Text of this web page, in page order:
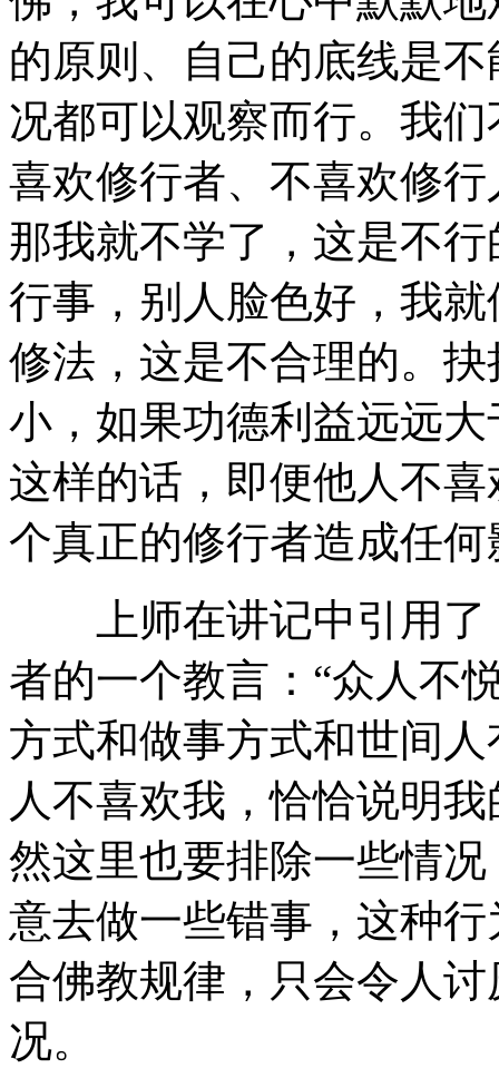
的原则、自己的底线是
况都可以观察而行。我
喜欢修行者、不喜欢修
那我就不学了，这是不
行事，别人脸色好，我
修法，这是不合理的。
小，如果功德利益远远
这样的话，即便他人不
个真正的修行者造成任何
上师在讲记中引用了
者的一个教言：“众人不
方式和做事方式和世间
人不喜欢我，恰恰说明
然这里也要排除一些情
意去做一些错事，这种
合佛教规律，只会令人
况。